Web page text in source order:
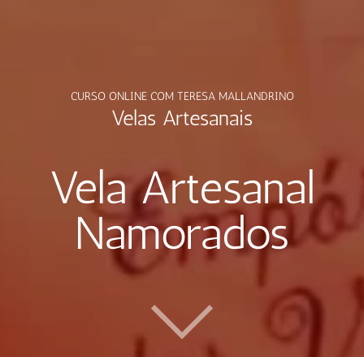
CURSO ONLINE COM TERESA MALLANDRINO
Velas Artesanais
Vela Artesanal
Namorados